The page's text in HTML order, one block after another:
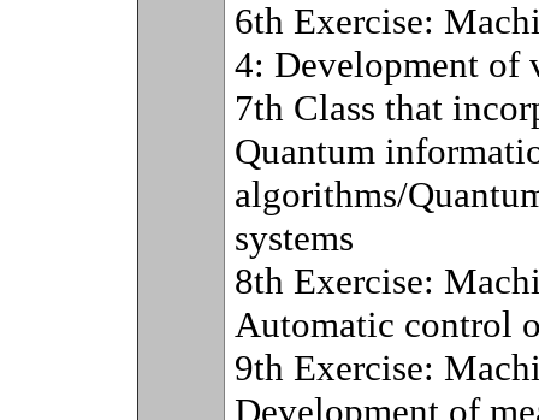
6th Exercise:
4: Development of
7th Class that
Quantum
algorithms/
systems
8th Exercise:
Automatic control
9th Exercise:
Development of